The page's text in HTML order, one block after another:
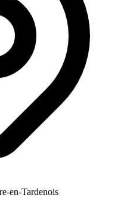
en-Tardenois